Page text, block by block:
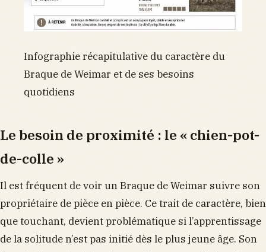
Infographie récapitulative du caractère du
Braque de Weimar et de ses besoins
quotidiens
Le besoin de proximité : le « chien-pot-
de-colle »
Il est fréquent de voir un Braque de Weimar suivre son
propriétaire de pièce en pièce. Ce trait de caractère, bien
que touchant, devient problématique si l’apprentissage
de la solitude n’est pas initié dès le plus jeune âge. Son